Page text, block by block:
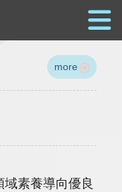
more
素養導向優良